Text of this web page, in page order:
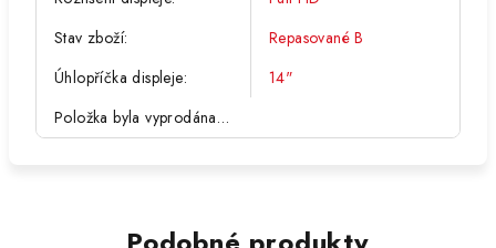
Stav zboží:
Repasované B
Úhlopříčka displeje:
14"
Položka byla vyprodána…